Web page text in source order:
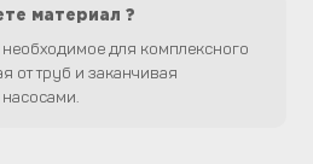
материал ?
для комплексного
от труб и заканчивая